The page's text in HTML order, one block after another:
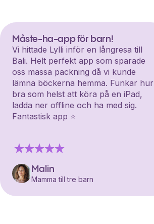
Måste-ha-app för barn!
Vi hittade Lylli inför en långresa till
Bali. Helt perfekt app som sparade
oss massa packning då vi kunde
lämna böckerna hemma. Funkar hur
bra som helst att köra på en iPad,
ladda ner offline och ha med sig.
Fantastisk app ⭐️
Malin
Mamma till tre barn